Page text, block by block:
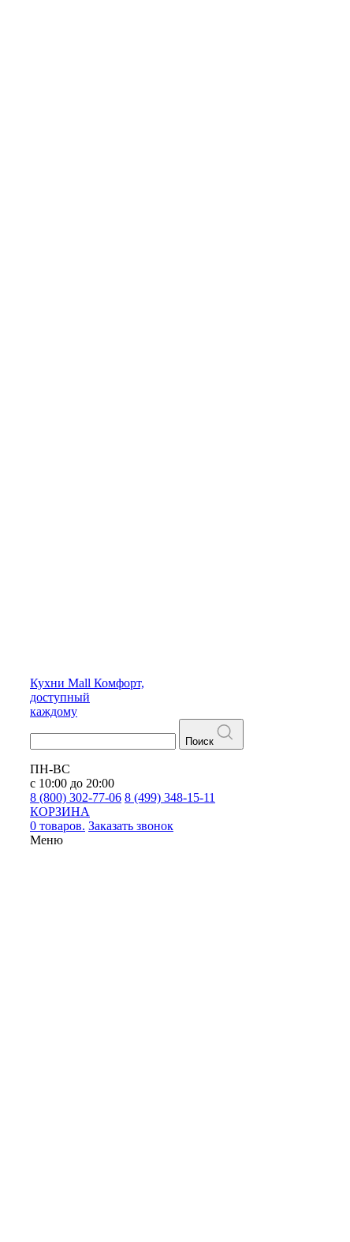
Кухни Mall Комфорт,
доступный
каждому
Поиск
ПН-ВС
с 10:00 до 20:00
8 (800) 302-77-06 8 (499) 348-15-11
КОРЗИНА
0 товаров. Заказать звонок
Меню